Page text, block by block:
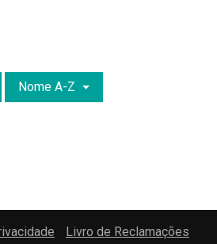
Nome A-Z
Livro de Reclamações